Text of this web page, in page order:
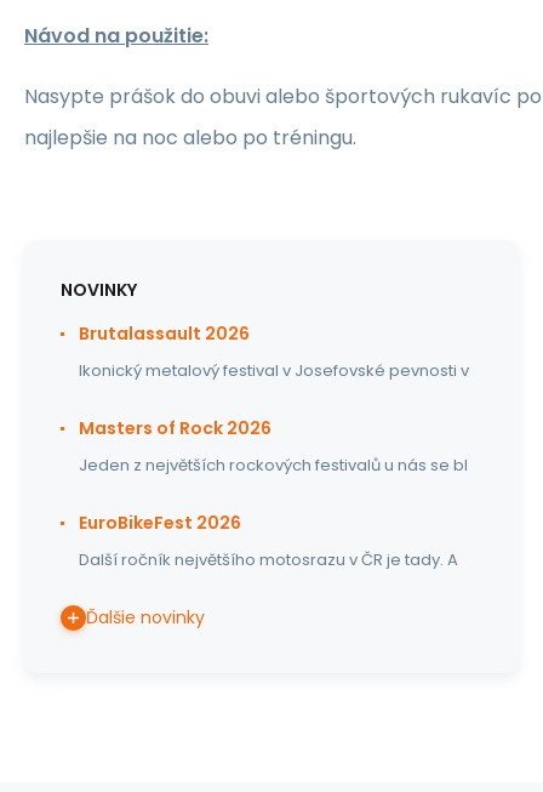
Návod na použitie:
Nasypte prášok do obuvi alebo športových rukavíc
najlepšie na noc alebo po tréningu.
NOVINKY
Brutalassault 2026
Ikonický metalový festival v Josefovské pevnosti v
Masters of Rock 2026
Jeden z největších rockových festivalů u nás se bl
EuroBikeFest 2026
Další ročník největšího motosrazu v ČR je tady. A
Ďalšie novinky